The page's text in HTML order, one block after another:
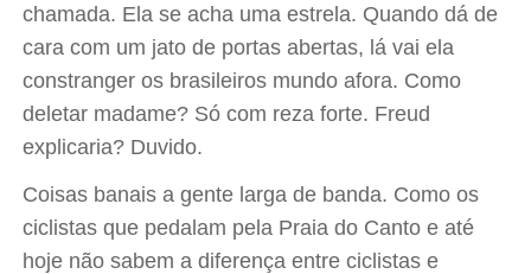
chamada. Ela se acha uma estrela. Quando dá de
cara com um jato de portas abertas, lá vai ela
constranger os brasileiros mundo afora. Como
deletar madame? Só com reza forte. Freud
explicaria? Duvido.
Coisas banais a gente larga de banda. Como os
ciclistas que pedalam pela Praia do Canto e até
hoje não sabem a diferença entre ciclistas e